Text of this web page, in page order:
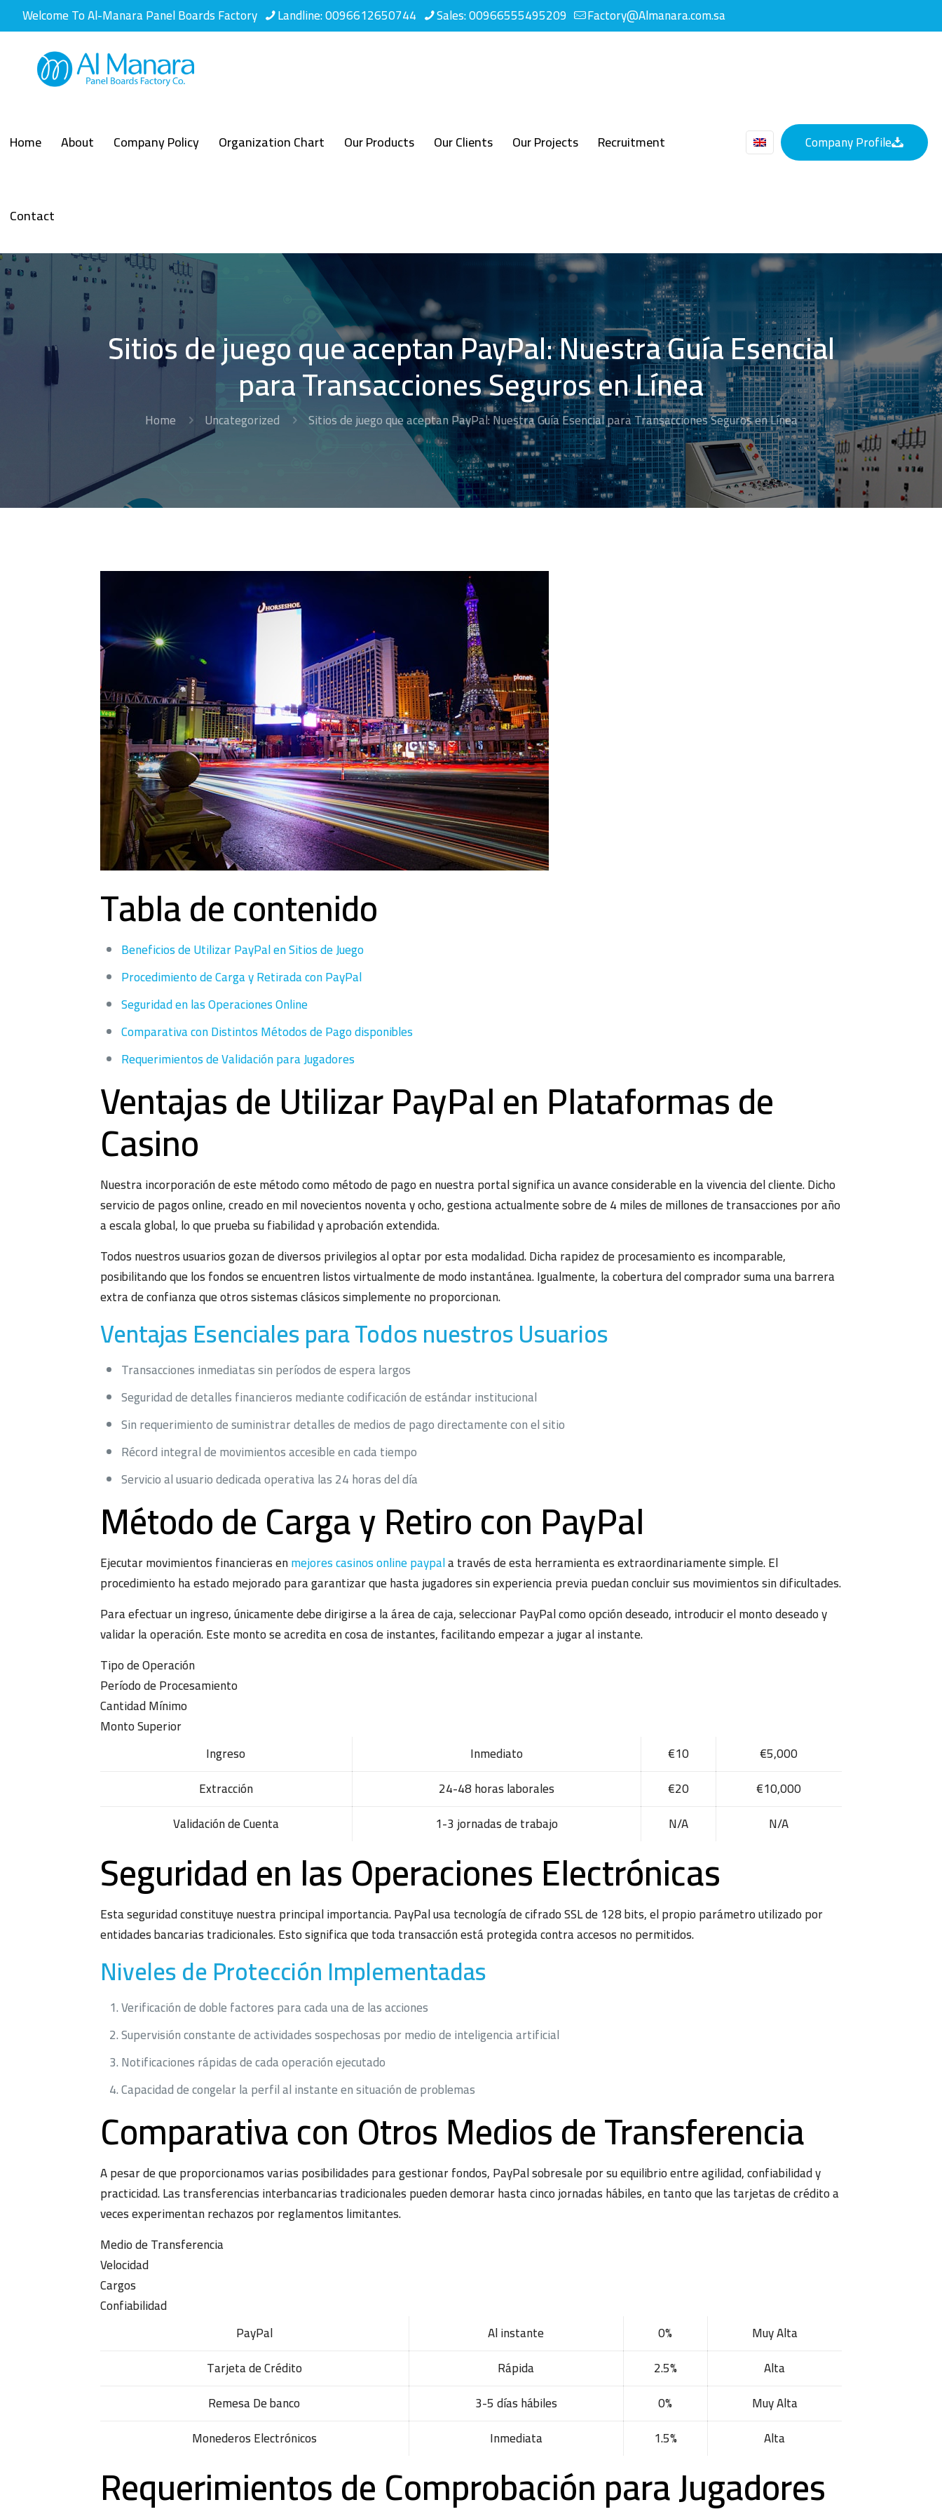
Welcome To Al-Manara Panel Boards Factory Landline: 0096612650744 Sales: 00966555495209 Factory@Almanara.com.sa
Home About Company Policy Organization Chart Our Products Our Clients Our Projects Recruitment
Contact
Company Profile
Sitios de juego que aceptan PayPal: Nuestra Guía Esencial
para Transacciones Seguros en Línea
Home Uncategorized Sitios de juego que aceptan PayPal: Nuestra Guía Esencial para Transacciones Seguros en Línea
Tabla de contenido
Beneficios de Utilizar PayPal en Sitios de Juego
Procedimiento de Carga y Retirada con PayPal
Seguridad en las Operaciones Online
Comparativa con Distintos Métodos de Pago disponibles
Requerimientos de Validación para Jugadores
Ventajas de Utilizar PayPal en Plataformas de
Casino
Nuestra incorporación de este método como método de pago en nuestra portal significa un avance considerable en la vivencia del cliente. Dicho
servicio de pagos online, creado en mil novecientos noventa y ocho, gestiona actualmente sobre de 4 miles de millones de transacciones por año
a escala global, lo que prueba su fiabilidad y aprobación extendida.
Todos nuestros usuarios gozan de diversos privilegios al optar por esta modalidad. Dicha rapidez de procesamiento es incomparable,
posibilitando que los fondos se encuentren listos virtualmente de modo instantánea. Igualmente, la cobertura del comprador suma una barrera
extra de confianza que otros sistemas clásicos simplemente no proporcionan.
Ventajas Esenciales para Todos nuestros Usuarios
Transacciones inmediatas sin períodos de espera largos
Seguridad de detalles financieros mediante codificación de estándar institucional
Sin requerimiento de suministrar detalles de medios de pago directamente con el sitio
Récord integral de movimientos accesible en cada tiempo
Servicio al usuario dedicada operativa las 24 horas del día
Método de Carga y Retiro con PayPal
Ejecutar movimientos financieras enmejores casinos online paypala través de esta herramienta es extraordinariamente simple. El
procedimiento ha estado mejorado para garantizar que hasta jugadores sin experiencia previa puedan concluir sus movimientos sin dificultades.
Para efectuar un ingreso, únicamente debe dirigirse a la área de caja, seleccionar PayPal como opción deseado, introducir el monto deseado y
validar la operación. Este monto se acredita en cosa de instantes, facilitando empezar a jugar al instante.
Tipo de Operación
Período de Procesamiento
Cantidad Mínimo
Monto Superior
Ingreso
Inmediato €10
€5,000
Extracción
24-48 horas laborales €20
€10,000
Validación de Cuenta
1-3 jornadas de trabajo N/A N/A
Seguridad en las Operaciones Electrónicas
Esta seguridad constituye nuestra principal importancia. PayPal usa tecnología de cifrado SSL de 128 bits, el propio parámetro utilizado por
entidades bancarias tradicionales. Esto significa que toda transacción está protegida contra accesos no permitidos.
Niveles de Protección Implementadas
Verificación de doble factores para cada una de las acciones
Supervisión constante de actividades sospechosas por medio de inteligencia artificial
Notificaciones rápidas de cada operación ejecutado
Capacidad de congelar la perfil al instante en situación de problemas
Comparativa con Otros Medios de Transferencia
A pesar de que proporcionamos varias posibilidades para gestionar fondos, PayPal sobresale por su equilibrio entre agilidad, confiabilidad y
practicidad. Las transferencias interbancarias tradicionales pueden demorar hasta cinco jornadas hábiles, en tanto que las tarjetas de crédito a
veces experimentan rechazos por reglamentos limitantes.
Medio de Transferencia
Velocidad
Cargos
Confiabilidad
PayPal
Al instante 0%
Muy Alta
Tarjeta de Crédito
Rápida 2.5%
Alta
Remesa De banco
3-5 días hábiles 0%
Muy Alta
Monederos Electrónicos
Inmediata 1.5% Alta
Requerimientos de Comprobación para Jugadores